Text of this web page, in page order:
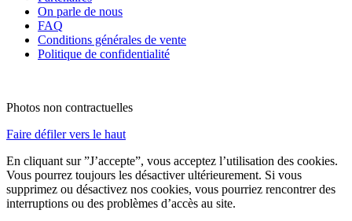
On parle de nous
FAQ
Conditions générales de vente
Politique de confidentialité
Photos non contractuelles
Faire défiler vers le haut
En cliquant sur ”J’accepte”, vous acceptez l’utilisation des cookies.
Vous pourrez toujours les désactiver ultérieurement. Si vous
supprimez ou désactivez nos cookies, vous pourriez rencontrer des
interruptions ou des problèmes d’accès au site.